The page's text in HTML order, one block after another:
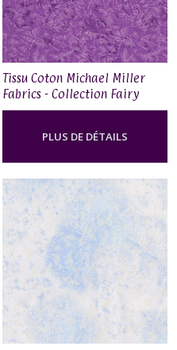
Tissu Coton Michael Miller
Fabrics - Collection Fairy
Frost - Venus
PLUS DE DÉTAILS